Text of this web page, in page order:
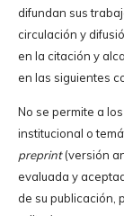
difundan sus
circulación y
en la citación y
en las siguientes
No se permite a
institucional o
preprint(versión
evaluada y
de su publicación,